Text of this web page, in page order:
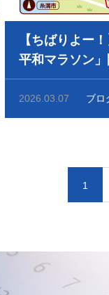
【ちばりよー
平和マラソン
がる一日。
2026.03.07 ブロ
1